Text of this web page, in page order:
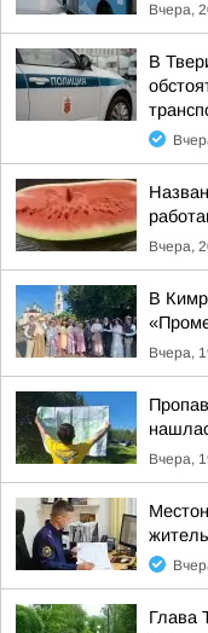
Вчера,
В
Вчера,
В
Вчера,
Вчера,
Глава